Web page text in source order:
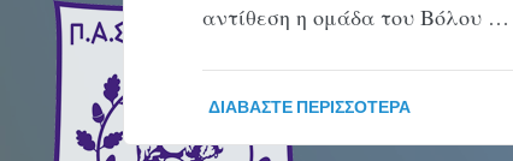
αντίθεση η ομάδα του Βόλου …
ΔΙΑΒΆΣΤΕ ΠΕΡΙΣΣΌΤΕΡΑ